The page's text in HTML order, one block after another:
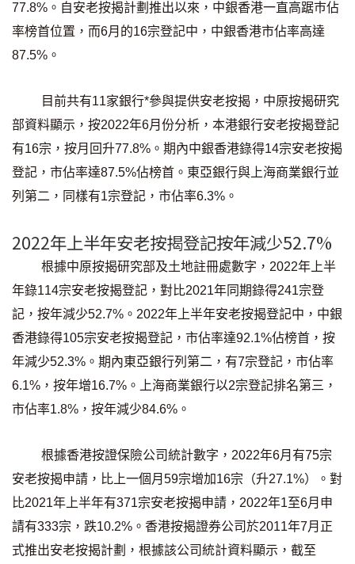
私隱政策
本網頁所提供資料僅作參考用途。
若因錯漏而引致任何不便或損失，中原按揭概不負責。
本網站採用無障礙網頁設計，如有任何問題，可查詢：
2889 2886 / cmb@mail.centanet.com
中原地產 | 網上搵樓 |
中原工商舖
© 2026 中原按揭經紀有限公司 Centaline Mortgage Broker Limited 版權所有
77.8%。自安老按揭計劃推出以來，中銀香港一直高踞巿佔
率榜首位置，而6月的16宗登記中，中銀香港市佔率高達
87.5%。
目前共有11家銀行*參與提供安老按揭，中原按揭研究
部資料顯示，按2022年6月份分析，本港銀行安老按揭登記
有16宗，按月回升77.8%。期內中銀香港錄得14宗安老按揭
登記，市佔率達87.5%佔榜首。東亞銀行與上海商業銀行並
列第二，同樣有1宗登記，市佔率6.3%。
2022年上半年安老按揭登記按年減少52.7%
根據中原按揭研究部及土地註冊處數字，2022年上半
年錄114宗安老按揭登記，對比2021年同期錄得241宗登
記，按年減少52.7%。2022年上半年安老按揭登記中，中銀
香港錄得105宗安老按揭登記，市佔率達92.1%佔榜首，按
年減少52.3%。期內東亞銀行列第二，有7宗登記，市佔率
6.1%，按年增16.7%。上海商業銀行以2宗登記排名第三，
市佔率1.8%，按年減少84.6%。
根據香港按證保險公司統計數字，2022年6月有75宗
安老按揭申請，比上一個月59宗增加16宗（升27.1%）。對
比2021年上半年有371宗安老按揭申請，2022年1至6月申
請有333宗，跌10.2%。香港按揭證券公司於2011年7月正
式推出安老按揭計劃，根據該公司統計資料顯示，截至